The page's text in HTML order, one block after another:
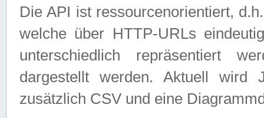
Die API ist ressourcenorientiert,
welche über HTTP-URLs
unterschiedlich repräsentiert
dargestellt werden. Aktuell wird
zusätzlich CSV und eine